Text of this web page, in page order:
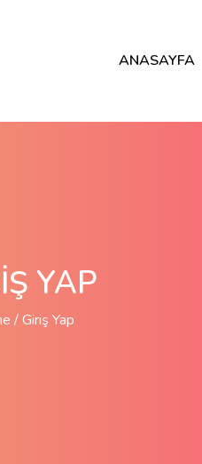
ANASAYFA
YAP
Giriş Yap